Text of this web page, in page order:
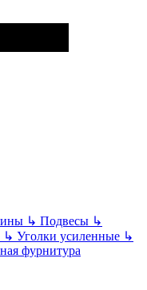
↳ Подвесы ↳
↳ Уголки усиленные ↳
фурнитура